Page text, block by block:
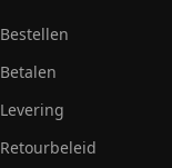
Bestellen
Betalen
Levering
Retourbeleid